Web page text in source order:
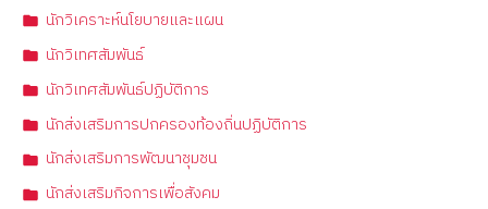
นักวิเคราะห์นโยบายและแผน
นักวิเทศสัมพันธ์
นักวิเทศสัมพันธ์ปฏิบัติการ
นักส่งเสริมการปกครองท้องถิ่นปฏิบัติการ
นักส่งเสริมการพัฒนาชุมชน
นักส่งเสริมกิจการเพื่อสังคม